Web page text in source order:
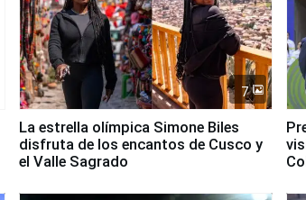
7
La estrella olímpica Simone Biles
disfruta de los encantos de Cusco y
el Valle Sagrado